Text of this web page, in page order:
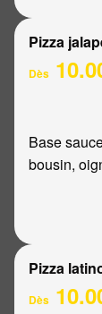
Pizza
Dès
Base
bousin,
Pizza
Dès